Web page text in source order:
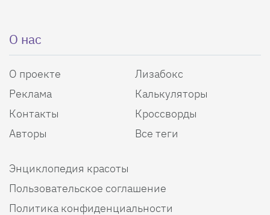
О нас
О проекте
Реклама
Контакты
Авторы
Лизабокс
Калькуляторы
Кроссворды
Все теги
Энциклопедия красоты
Пользовательское соглашение
Политика конфиденциальности